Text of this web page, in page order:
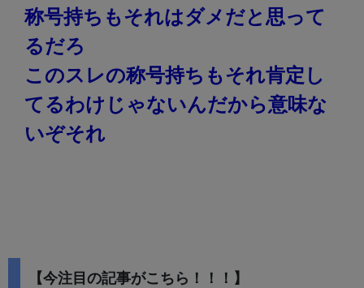
称号持ちもそれはダメだと思って
るだろ
このスレの称号持ちもそれ肯定し
てるわけじゃないんだから意味な
いぞそれ
【今注目の記事がこちら！！！】